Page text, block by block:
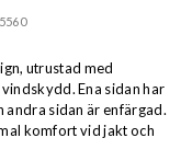
utrustad med
Ena sidan har
andra sidan är enfärgad.
komfort vid jakt och